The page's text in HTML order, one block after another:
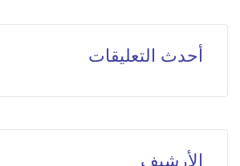
أحدث التعليقات
الأرشيف